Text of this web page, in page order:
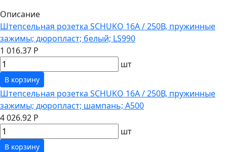
Описание
Штепсельная розетка SCHUKO 16А / 250В, пружинные
зажимы; дюропласт; белый; LS990
1 016.37 Р
шт
В корзину
Штепсельная розетка SCHUKO 16А / 250В, пружинные
зажимы; дюропласт; шампань; A500
4 026.92 Р
шт
В корзину